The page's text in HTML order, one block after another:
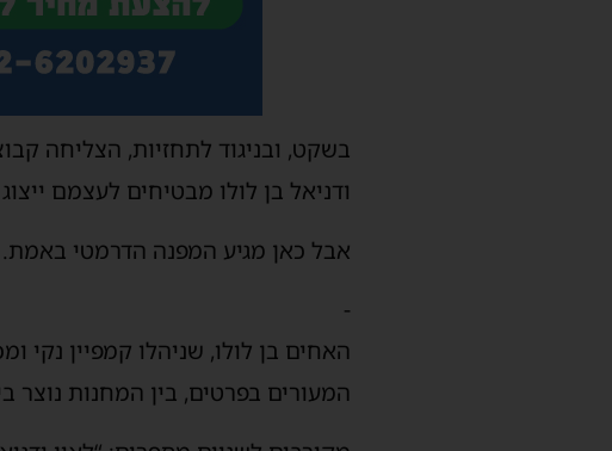
ודניאל בן לולו מבטיחים לעצמם
אבל כאן מגיע המפנה הדרמטי באמת.
-
האחים בן לולו, שניהלו קמפיין נקי
המעורים בפרטים, בין המחנות נוצר